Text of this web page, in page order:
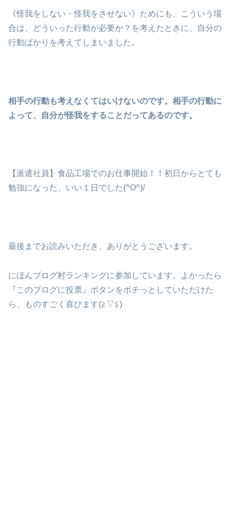
《怪我をしない・怪我をさせない》ためにも、こういう場
合は、どういった行動が必要か？を考えたときに、自分の
行動ばかりを考えてしまいました。
相手の行動も考えなくてはいけないのです。相手の行動に
よって、自分が怪我をすることだってあるのです。
【派遣社員】食品工場でのお仕事開始！！初日からとても
勉強になった、いい１日でした(^O^)/
最後までお読みいただき、ありがとうございます。
にほんブログ村ランキングに参加しています。よかったら
『このブログに投票』ボタンをポチっとしていただけた
ら、ものすごく喜びます(≧▽≦)